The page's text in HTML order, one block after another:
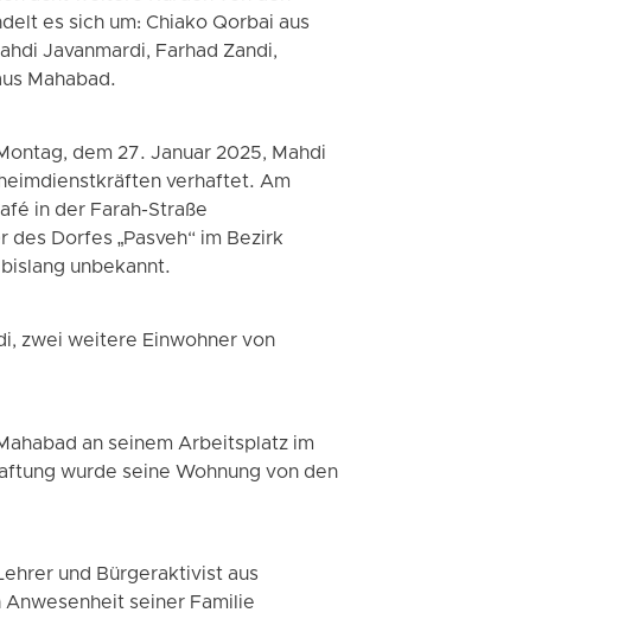
es sich um: Chiako Qorbai aus
Javanmardi, Farhad Zandi,
Mahabad.
dem 27. Januar 2025, Mahdi
verhaftet. Am
in der Farah-Straße
Dorfes „Pasveh“ im Bezirk
unbekannt.
zwei weitere Einwohner von
an seinem Arbeitsplatz im
wurde seine Wohnung von den
und Bürgeraktivist aus
seiner Familie